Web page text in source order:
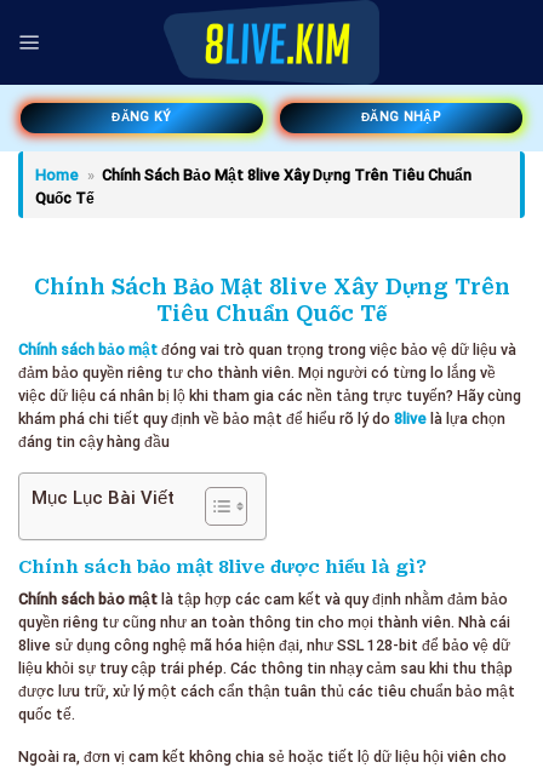
đến
ĐĂNG KÝ ĐĂNG NHẬP
Home » Chính Sách Bảo Mật 8live Xây Dựng Trên Tiêu Chuẩn
Quốc Tế
Chính Sách Bảo Mật 8live Xây Dựng Trên
Tiêu Chuẩn Quốc Tế
Chính sách bảo mật đóng vai trò quan trọng trong việc bảo vệ dữ liệu và
đảm bảo quyền riêng tư cho thành viên. Mọi người có từng lo lắng về
việc dữ liệu cá nhân bị lộ khi tham gia các nền tảng trực tuyến? Hãy cùng
khám phá chi tiết quy định về bảo mật để hiểu rõ lý do 8live là lựa chọn
đáng tin cậy hàng đầu
Mục Lục Bài Viết
Chính sách bảo mật 8live được hiểu là gì?
Chính sách bảo mật là tập hợp các cam kết và quy định nhằm đảm bảo
quyền riêng tư cũng như an toàn thông tin cho mọi thành viên. Nhà cái
8live sử dụng công nghệ mã hóa hiện đại, như SSL 128-bit để bảo vệ dữ
liệu khỏi sự truy cập trái phép. Các thông tin nhạy cảm sau khi thu thập
được lưu trữ, xử lý một cách cẩn thận tuân thủ các tiêu chuẩn bảo mật
quốc tế.
Ngoài ra, đơn vị cam kết không chia sẻ hoặc tiết lộ dữ liệu hội viên cho